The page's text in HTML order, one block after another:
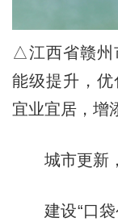
△江西省赣州
能级提升，优
宜业宜居，增
城市更新，
建设“口袋